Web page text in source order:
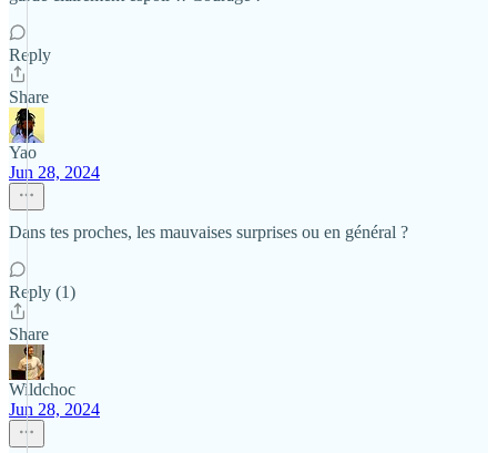
Reply
Share
Yao
Jun 28, 2024
Dans tes proches, les mauvaises surprises ou en général ?
Reply (1)
Share
Wildchoc
Jun 28, 2024